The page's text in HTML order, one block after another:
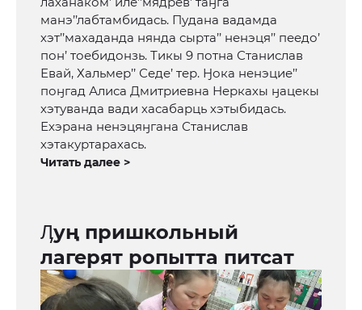
манэ’’лабтамбидась. Пудана вадамда
хэт’’махаданда нянда сырта’’ ненэця’’ пеедо’
пон’ тоебидонзь. Тикы 9 потна Станислав
Евай, Хальмер’’ Седе’ тер. Ӈока ненэцие’’
поӈгад Алиса Дмитриевна Неркахы ӈацекы
хэтуванда вади хасабарць хэтыбидась.
Ехэрана ненэцяӈгана Станислав
хэтакуртарахась.
Читать далее >
Ӆуң пришкольный
лагерят ропытта питсат